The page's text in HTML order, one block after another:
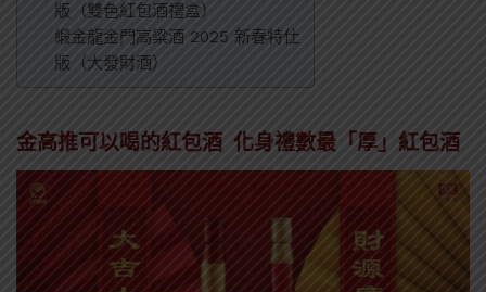
版（雙色紅包酒禮盒）
緞金龍金門高粱酒 2025 新春特仕
版（大發財酒）
金高推可以喝的紅包酒 化身禮數最「厚」紅包酒